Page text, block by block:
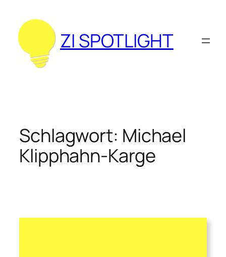
Inhalt
springen
ZI SPOTLIGHT
Schlagwort: Michael
Klipphahn-Karge